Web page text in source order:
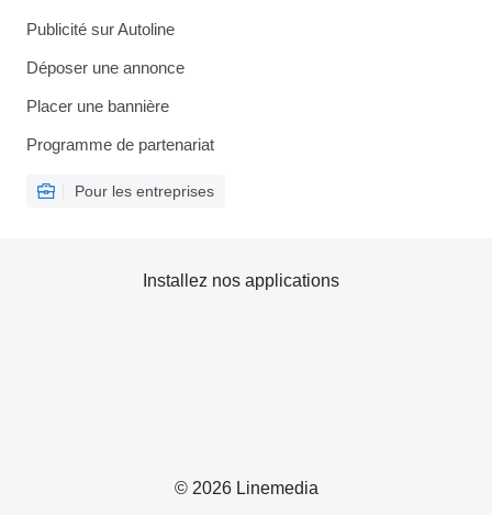
Publicité sur Autoline
Déposer une annonce
Placer une bannière
Programme de partenariat
Pour les entreprises
© 2026 Linemedia
Installez nos applications